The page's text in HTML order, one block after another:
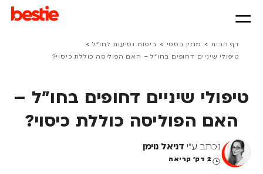
דף הבית > מגזין בסטי > ביטוח נסיעות לחו״ל >
טיפולי שיניים דחופים בחו"ל – האם הפוליסה כוללת כיסוי?
טיפולי שיניים דחופים בחו"ל –
האם הפוליסה כוללת כיסוי?
נכתב ע"י דניאל נוימן
2 דק' קריאה